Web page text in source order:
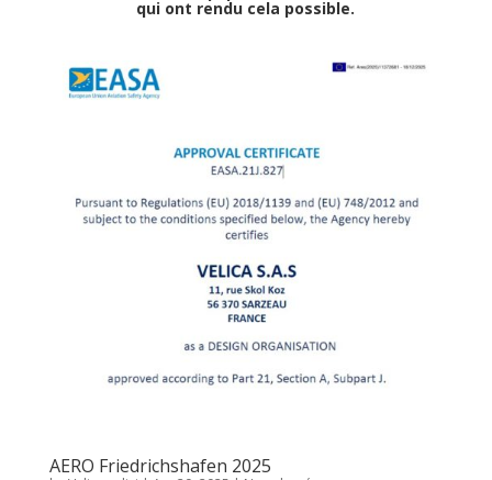
qui ont rendu cela possible.
AERO Friedrichshafen 2025